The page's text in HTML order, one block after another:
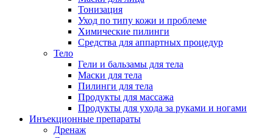
Тонизация
Уход по типу кожи и проблеме
Химические пилинги
Средства для аппартных процедур
Тело
Гели и бальзамы для тела
Маски для тела
Пилинги для тела
Продукты для массажа
Продукты для ухода за руками и ногами
Инъекционные препараты
Дренаж